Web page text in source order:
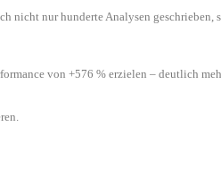
nur hunderte Analysen geschrieben,
von +576 % erzielen – deutlich